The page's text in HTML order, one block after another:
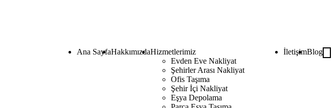
Ana SayfaHakkımızdaHizmetlerimiz
Evden Eve Nakliyat
Şehirler Arası Nakliyat
Ofis Taşıma
Şehir İçi Nakliyat
Eşya Depolama
İletişimBlog